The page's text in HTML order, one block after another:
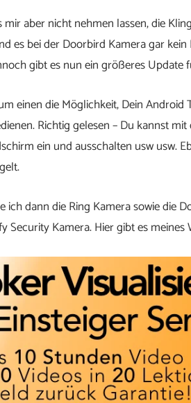
mir aber nicht nehmen lassen, die
es bei der Doorbird Kamera gar
gibt es nun ein größeres Update
einen die Möglichkeit, Dein
Richtig gelesen – Du kannst
ein und ausschalten usw usw.
ich dann die Ring Kamera sowie die
Security Kamera. Hier gibt es